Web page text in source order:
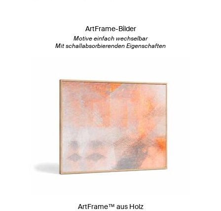
ArtFrame-Bilder
Motive einfach wechselbar
Mit schallabsorbierenden Eigenschaften
ArtFrame™ aus Holz